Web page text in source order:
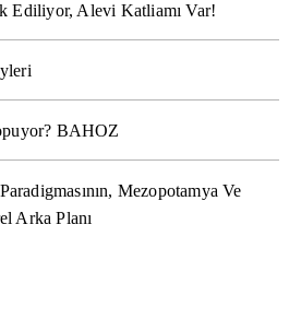
Ediliyor, Alevi Katliamı Var!
BAHOZ
Mezopotamya Ve
Arka Planı